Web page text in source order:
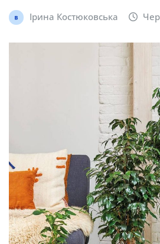
Ірина Костюковська